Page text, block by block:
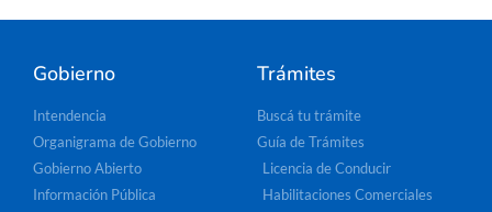
Gobierno
Intendencia
Organigrama de Gobierno
Gobierno Abierto
Información Pública
Trámites
Buscá tu trámite
Guía de Trámites
Licencia de Conducir
Habilitaciones Comerciales